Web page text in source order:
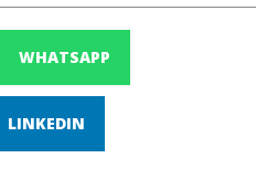
WHATSAPP
LINKEDIN